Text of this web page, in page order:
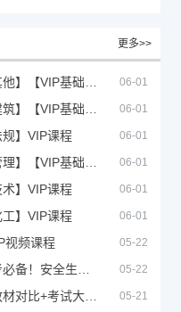
更多>>
06-01
06-01
】VIP课程 06-01
06-01
】VIP课程 06-01
】VIP课程 06-01
视频课程 05-22
05-22
05-21